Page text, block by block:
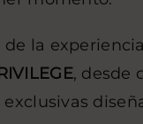
de la
, desde